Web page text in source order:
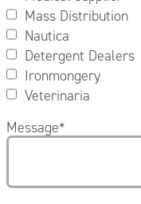
Mass Distribution
Nautica
Detergent Dealers
Ironmongery
Veterinaria
Message*